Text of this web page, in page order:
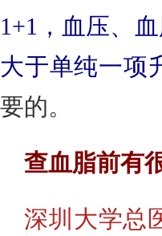
1+1，血压、
大于单纯一项
要的。
查血脂前有
深圳大学总